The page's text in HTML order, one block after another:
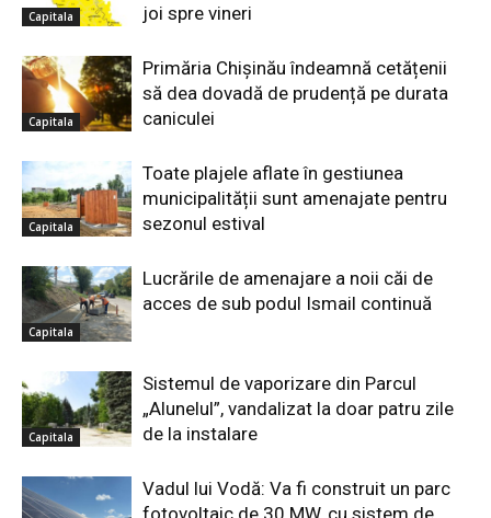
Capitala
joi spre vineri
Capitala
Primăria Chișinău îndeamnă cetățenii
să dea dovadă de prudență pe durata
caniculei
Capitala
Toate plajele aflate în gestiunea
municipalității sunt amenajate pentru
sezonul estival
Capitala
Lucrările de amenajare a noii căi de
acces de sub podul Ismail continuă
Capitala
Sistemul de vaporizare din Parcul
„Alunelul”, vandalizat la doar patru zile
de la instalare
Vadul lui Vodă: Va fi construit un parc
fotovoltaic de 30 MW, cu sistem de